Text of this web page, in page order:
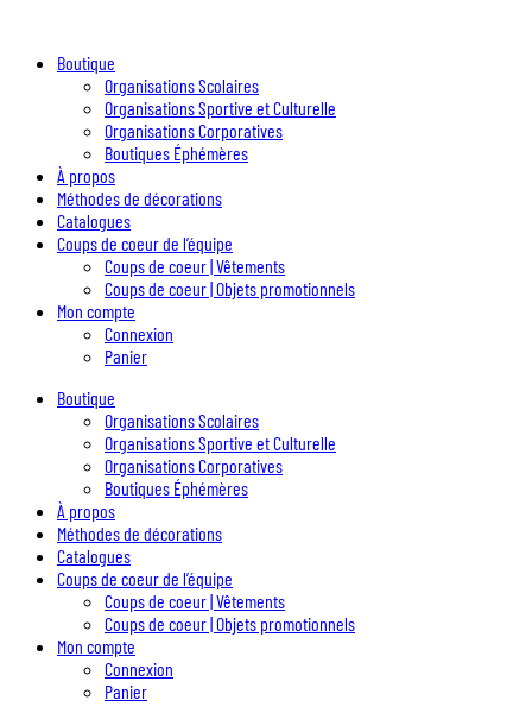
Boutique
Organisations Scolaires
Organisations Sportive et Culturelle
Organisations Corporatives
Boutiques Éphémères
À propos
Méthodes de décorations
Catalogues
Coups de coeur de l’équipe
Coups de coeur | Vêtements
Coups de coeur | Objets promotionnels
Mon compte
Connexion
Panier
Boutique
Organisations Scolaires
Organisations Sportive et Culturelle
Organisations Corporatives
Boutiques Éphémères
À propos
Méthodes de décorations
Catalogues
Coups de coeur de l’équipe
Coups de coeur | Vêtements
Coups de coeur | Objets promotionnels
Mon compte
Connexion
Panier